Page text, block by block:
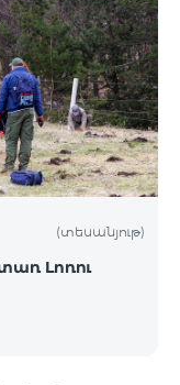
(տեսանյութ)
Լոռու